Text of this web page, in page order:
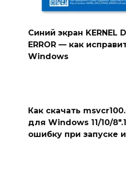
Синий экран KERNEL
ERROR — как
Windows
Как скачать
для Windows 11/10/
ошибку при запуске